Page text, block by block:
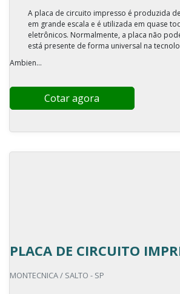
A placa de circuito impresso é produzida
em grande escala e é utilizada em quase
eletrônicos. Normalmente, a placa não
está presente de forma universal na
Ambien...
Cotar agora
PLACA DE CIRCUITO
MONTECNICA / SALTO - SP